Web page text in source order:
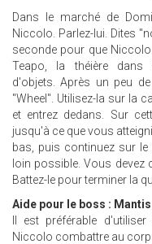
Dans le marché de
Niccolo. Parlez-lui. Dites
seconde pour que
Teapo, la théière
d'objets. Après un peu
"Wheel". Utilisez-la sur la
et entrez dedans. Sur
jusqu'à ce que vous
bas, puis continuez sur
loin possible. Vous
Battez-le pour terminer la
Aide pour le boss :
Il est préférable
Niccolo combattre au